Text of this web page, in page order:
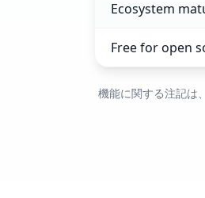
Ecosystem
Free for open
機能に関する注記は